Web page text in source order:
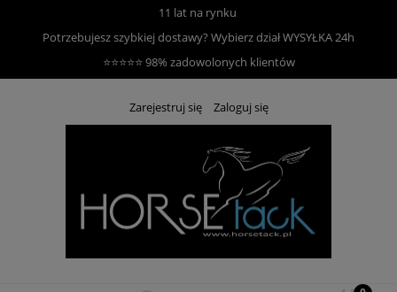
11 lat na rynku
Potrzebujesz szybkiej dostawy? Wybierz działWYSYŁKA 24h
⭐⭐⭐⭐⭐ 98% zadowolonych klientów
Zarejestruj się Zaloguj się